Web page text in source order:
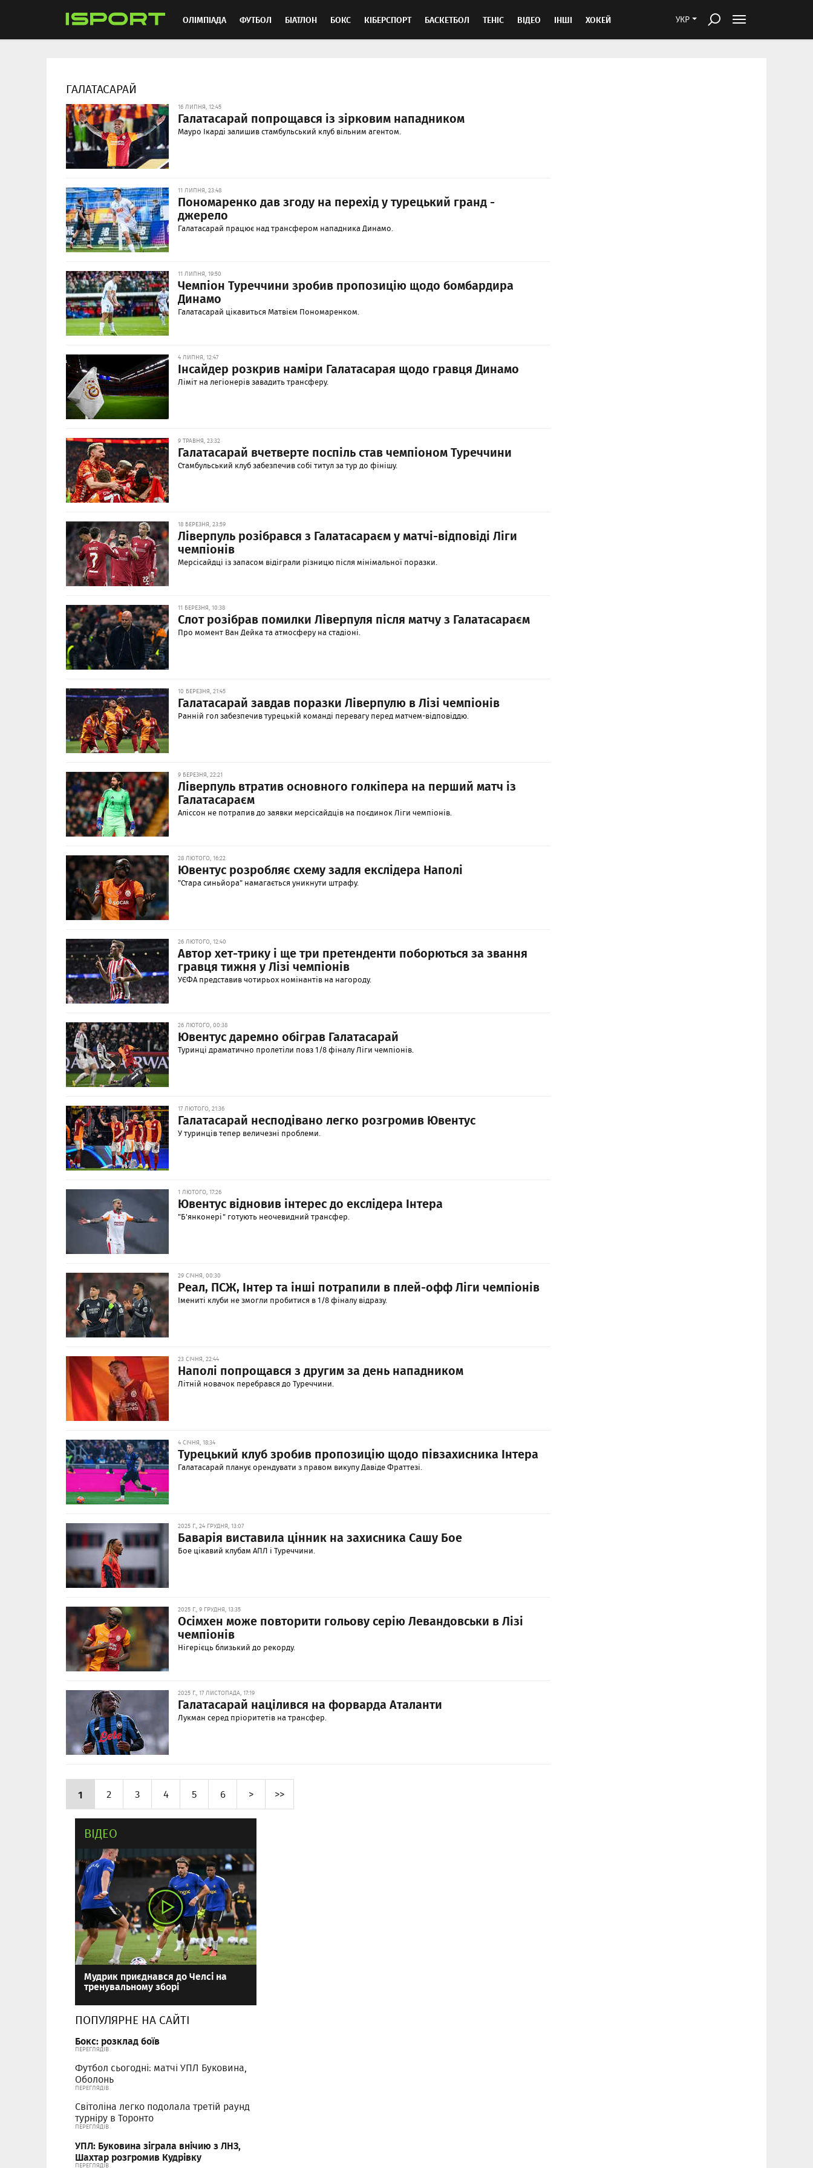
УКР
ОЛІМПІАДА ФУТБОЛ БІАТЛОН БОКС КІБЕРСПОРТ БАСКЕТБОЛ ТЕНІС ВІДЕО ІНШІ ХОКЕЙ
ГАЛАТАСАРАЙ
16 ЛИПНЯ, 12:45
Галатасарай попрощався із зірковим нападником
Мауро Ікарді залишив стамбульський клуб вільним агентом.
11 ЛИПНЯ, 23:48
Пономаренко дав згоду на перехід у турецький гранд -
джерело
Галатасарай працює над трансфером нападника Динамо.
11 ЛИПНЯ, 19:50
Чемпіон Туреччини зробив пропозицію щодо бомбардира
Динамо
Галатасарай цікавиться Матвієм Пономаренком.
4 ЛИПНЯ, 12:47
Інсайдер розкрив наміри Галатасарая щодо гравця Динамо
Ліміт на легіонерів завадить трансферу.
9 ТРАВНЯ, 23:32
Галатасарай вчетверте поспіль став чемпіоном Туреччини
Стамбульський клуб забезпечив собі титул за тур до фінішу.
18 БЕРЕЗНЯ, 23:59
Ліверпуль розібрався з Галатасараєм у матчі-відповіді Ліги
чемпіонів
Мерсісайдці із запасом відіграли різницю після мінімальної поразки.
11 БЕРЕЗНЯ, 10:38
Слот розібрав помилки Ліверпуля після матчу з Галатасараєм
Про момент Ван Дейка та атмосферу на стадіоні.
10 БЕРЕЗНЯ, 21:45
Галатасарай завдав поразки Ліверпулю в Лізі чемпіонів
Ранній гол забезпечив турецькій команді перевагу перед матчем-відповіддю.
9 БЕРЕЗНЯ, 22:21
Ліверпуль втратив основного голкіпера на перший матч із
Галатасараєм
Аліссон не потрапив до заявки мерсісайдців на поєдинок Ліги чемпіонів.
28 ЛЮТОГО, 16:22
Ювентус розробляє схему задля екслідера Наполі
"Стара синьйора" намагається уникнути штрафу.
26 ЛЮТОГО, 12:40
Автор хет-трику і ще три претенденти поборються за звання
гравця тижня у Лізі чемпіонів
УЄФА представив чотирьох номінантів на нагороду.
26 ЛЮТОГО, 00:38
Ювентус даремно обіграв Галатасарай
Туринці драматично пролетіли повз 1/8 фіналу Ліги чемпіонів.
17 ЛЮТОГО, 21:36
Галатасарай несподівано легко розгромив Ювентус
У туринців тепер величезні проблеми.
1 ЛЮТОГО, 17:26
Ювентус відновив інтерес до екслідера Інтера
"Б'янконері" готують неочевидний трансфер.
29 СІЧНЯ, 00:30
Реал, ПСЖ, Інтер та інші потрапили в плей-офф Ліги чемпіонів
Імениті клуби не змогли пробитися в 1/8 фіналу відразу.
23 СІЧНЯ, 22:44
Наполі попрощався з другим за день нападником
Літній новачок перебрався до Туреччини.
4 СІЧНЯ, 18:34
Турецький клуб зробив пропозицію щодо півзахисника Інтера
Галатасарай планує орендувати з правом викупу Давіде Фраттезі.
2025 Г., 24 ГРУДНЯ, 13:07
Баварія виставила цінник на захисника Сашу Бое
Бое цікавий клубам АПЛ і Туреччини.
2025 Г., 9 ГРУДНЯ, 13:35
Осімхен може повторити гольову серію Левандовськи в Лізі
чемпіонів
Нігерієць близький до рекорду.
2025 Г., 17 ЛИСТОПАДА, 17:19
Галатасарай націлився на форварда Аталанти
Лукман серед пріоритетів на трансфер.
1 2 3 4 5 6 > >>
ВІДЕО
Мудрик приєднався до Челсі на
тренувальному зборі
ПОПУЛЯРНЕ НА САЙТІ
Бокс: розклад боїв
ПЕРЕГЛЯДІВ
Футбол сьогодні: матчі УПЛ Буковина,
Оболонь
ПЕРЕГЛЯДІВ
Світоліна легко подолала третій раунд
турніру в Торонто
ПЕРЕГЛЯДІВ
УПЛ: Буковина зіграла внічию з ЛНЗ,
Шахтар розгромив Кудрівку
ПЕРЕГЛЯДІВ